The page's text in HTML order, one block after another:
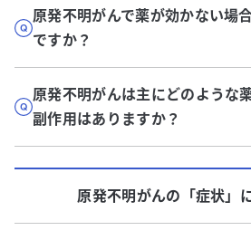
原発不明がんで薬が効かない場
ですか？
原発不明がんは主にどのような
副作用はありますか？
原発不明がんの「症状」